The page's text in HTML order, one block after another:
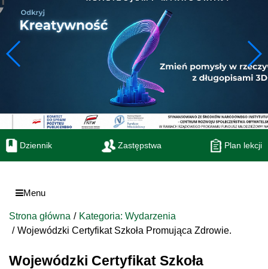
Dziennik Zastępstwa Plan lekcji
Menu
Strona główna
Kategoria: Wydarzenia
Wojewódzki Certyfikat Szkoła Promująca Zdrowie.
Wojewódzki Certyfikat Szkoła